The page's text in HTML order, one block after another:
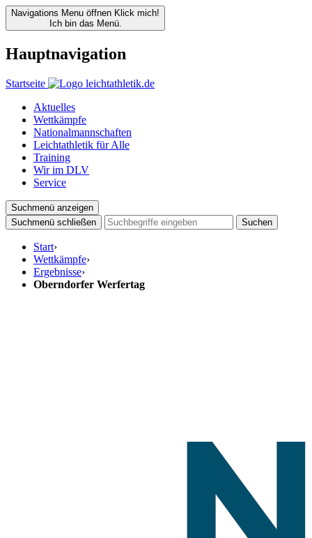
Navigations Menu öffnen Klick mich!
Ich bin das Menü.
Hauptnavigation
Startseite
Aktuelles
Wettkämpfe
Nationalmannschaften
Leichtathletik für Alle
Training
Wir im DLV
Service
Suchmenü anzeigen
Suchmenü schließen
Suchen
Start›
Wettkämpfe›
Ergebnisse›
Oberndorfer Werfertag